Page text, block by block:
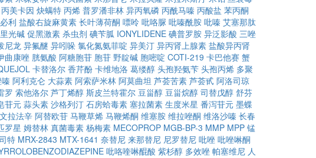
丙美卡因 炔螨特 丙烯 普罗潘非林 异丙氧磷 丙酰马嗪 丙酸盐 苯丙酮
利 盐酸右旋麻黄素 长叶薄荷酮 嘌呤 吡咯脲 吡嗪酰胺 吡嗪 艾塞那肽
光碱 促黑激素 杀虫剂 碘苄胍 IONYLIDENE 碘普罗胺 异泛影酸 三唑
尼龙 异氟醚 异吲哚 氯化氮氨菲啶 异美汀 异丙肾上腺素 盐酸异丙肾
曲康唑 胱氨酸 阿糖胞苷 胞苷 野靛碱 胞嘧啶 COTI-219 卡巴他赛 蟹
卡替洛尔 香芹酚 卡维地洛 葛缕醇 头孢羟氨苄 头孢丙烯 多聚
阿利克仑 大蒜素 阿索萨米林 阿莫曲坦 芦荟苦素 芦荟甙 阿洛司琼
罗 索他洛尔 芦丁烯醇 斯皮兰特霍尔 豆甾醇 豆甾烷醇 司替戊醇 舒芬
苷元 蒜头素 沙格列汀 石房蛤毒素 塞拉菌素 生度米星 番泻苷元 墨蝶
文拉法辛 阿替欧苷 马鞭草烯 马鞭烯酮 维塞胺 维拉唑酮 维洛沙嗪 长春
罗星 姆替林 真菌毒素 杨梅素 MECOPROP MGB-BP-3 MMP MPP 锰
特 MRX-2843 MTX-1641 奈替尼 来那替尼 尼罗替尼 吡唑 吡唑啉酮
吡咯喹啉醌酸 紫杉醇 多效唑 帕塞维尼 人